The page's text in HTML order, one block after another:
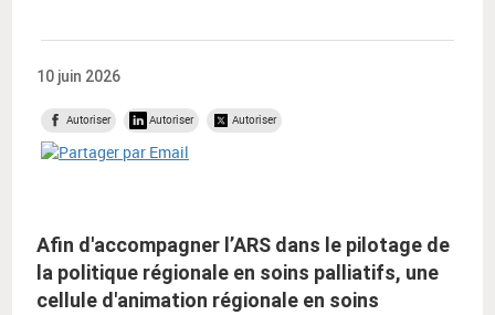
10 juin 2026
Autoriser Autoriser Autoriser
Afin d'accompagner l’ARS dans le pilotage de
la politique régionale en soins palliatifs, une
cellule d'animation régionale en soins